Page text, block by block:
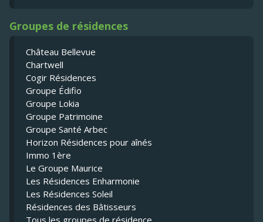
Groupes de résidences
Château Bellevue
Chartwell
Cogir Résidences
Groupe Édifio
Groupe Lokia
Groupe Patrimoine
Groupe Santé Arbec
Horizon Résidences pour aînés
Immo 1ère
Le Groupe Maurice
Les Résidences Enharmonie
Les Résidences Soleil
Résidences des Bâtisseurs